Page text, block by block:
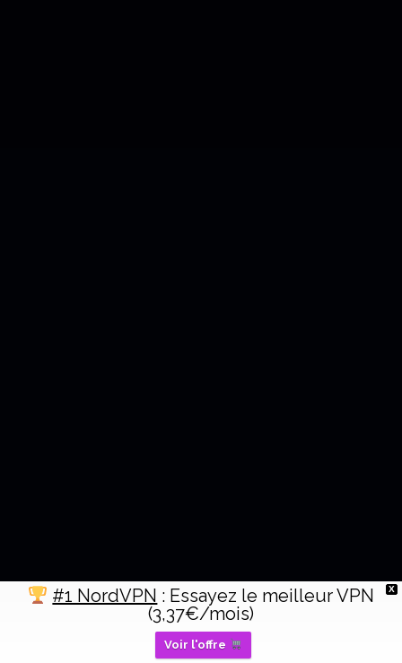
X
#1 NordVPN : Essayez le meilleur VPN
(3,37€/mois)
Voir l'offre